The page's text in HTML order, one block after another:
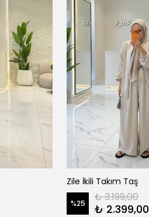
Zile İkili Takım Taş
%25 ₺ 3.199,00
₺ 2.399,00